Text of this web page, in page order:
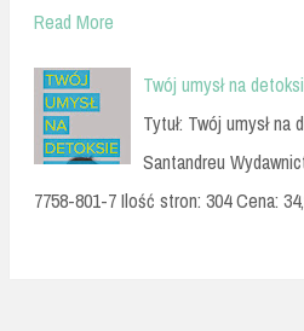
Read More
Twój umysł na
Tytuł: Twój umysł
Santandreu
7758-801-7 Ilość stron: 304 Cena: